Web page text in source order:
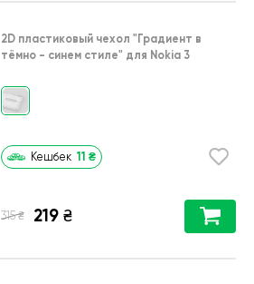
2D пластиковый чехол "Градиент в
тёмно - синем стиле" для Nokia 3
Кешбек 11 ₴
315 ₴ 219 ₴